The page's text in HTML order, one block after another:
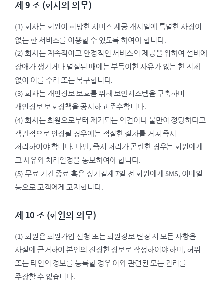
제 9 조 (회사의 의무)
(1) 회사는 회원이 희망한 서비스 제공 개시일에 특별한 사정이
없는 한 서비스를 이용할 수 있도록 하여야 합니다.
(2) 회사는 계속적이고 안정적인 서비스의 제공을 위하여 설비에
장애가 생기거나 멸실된 때에는 부득이한 사유가 없는 한 지체
없이 이를 수리 또는 복구합니다.
(3) 회사는 개인정보 보호를 위해 보안시스템을 구축하며
개인정보 보호정책을 공시하고 준수합니다.
(4) 회사는 회원으로부터 제기되는 의견이나 불만이 정당하다고
객관적으로 인정될 경우에는 적절한 절차를 거쳐 즉시
처리하여야 합니다. 다만, 즉시 처리가 곤란한 경우는 회원에게
그 사유와 처리일정을 통보하여야 합니다.
(5) 무료 기간 종료 혹은 정기결제 7일 전 회원에게 SMS, 이메일
등으로 고객에게 고지합니다.
제 10 조 (회원의 의무)
(1) 회원은 회원가입 신청 또는 회원정보 변경 시 모든 사항을
사실에 근거하여 본인의 진정한 정보로 작성하여야 하며, 허위
또는 타인의 정보를 등록할 경우 이와 관련된 모든 권리를
주장할 수 없습니다.